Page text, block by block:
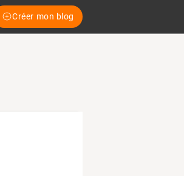
Créer mon blog